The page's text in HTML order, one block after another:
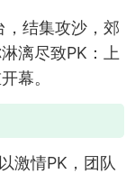
，结集攻沙，郊
漓尽致PK：上
幕。
激情PK，团队